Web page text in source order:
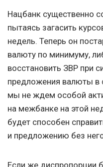
Нацбанк существенно
пытаясь загасить
недель. Теперь он
валюту по минимуму,
восстановить ЗВР при
предложения валюты в
мы не ждем особой
на межбанке на этой
будет способен
и предложению без